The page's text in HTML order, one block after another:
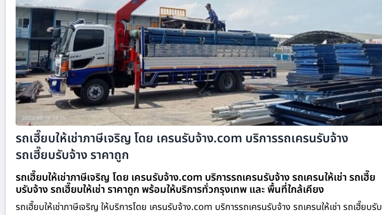
รถเฮี๊ยบให้เช่าภาษีเจริญ โดย เครนรับจ้าง.com บริการรถเครนรับจ้าง
รถเฮี๊ยบรับจ้าง ราคาถูก
รถเฮี๊ยบให้เช่าภาษีเจริญ โดย เครนรับจ้าง.com บริการรถเครนรับจ้าง รถเครนให้เช่า รถเฮี๊ย
บรับจ้าง รถเฮี๊ยบให้เช่า ราคาถูก พร้อมให้บริการทั่วกรุงเทพ และ พื้นที่ใกล้เคียง
รถเฮี๊ยบให้เช่าภาษีเจริญ ให้บริการโดย เครนรับจ้าง.com บริการรถเครนรับจ้าง รถเครนให้เช่า รถเฮี๊ยบรับ